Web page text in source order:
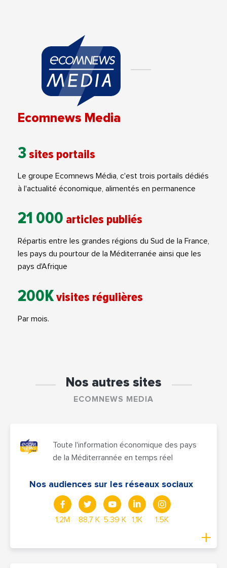
Ecomnews Media
3 sites portails
Le groupe Ecomnews Média, c'est trois portails dédiés
à l'actualité économique, alimentés en permanence
21 000 articles publiés
Répartis entre les grandes régions du Sud de la France,
les pays du pourtour de la Méditerranée ainsi que les
pays d'Afrique
200Kvisites régulières
Par mois.
Nos autres sites
ECOMNEWS MEDIA
Toute l'information économique des pays
de la Méditerrannée en temps réel
Nos audiences sur les réseaux sociaux
1,2M 88,7 K 5.39 K 1,1K 1.5K